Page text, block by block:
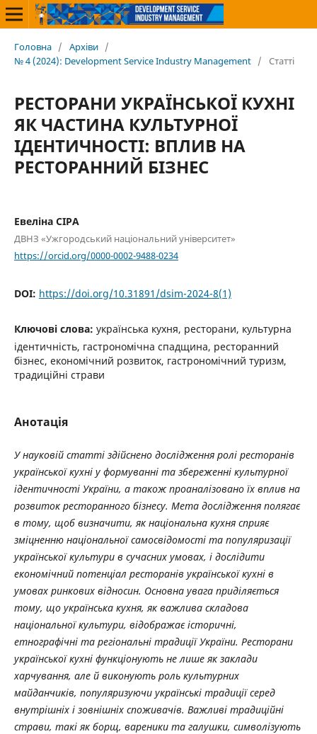
Головна / Архіви /
№ 4 (2024): Development Service Industry Management / Статті
РЕСТОРАНИ УКРАЇНСЬКОЇ КУХНІ
ЯК ЧАСТИНА КУЛЬТУРНОЇ
ІДЕНТИЧНОСТІ: ВПЛИВ НА
РЕСТОРАННИЙ БІЗНЕС
Евеліна СІРА
ДВНЗ «Ужгородський національний університет»
https://orcid.org/0000-0002-9488-0234
DOI: https://doi.org/10.31891/dsim-2024-8(1)
Ключові слова: українська кухня, ресторани, культурна
ідентичність, гастрономічна спадщина, ресторанний
бізнес, економічний розвиток, гастрономічний туризм,
традиційні страви
Анотація
У науковій статті здійснено дослідження ролі ресторанів
української кухні у формуванні та збереженні культурної
ідентичності України, а також проаналізовано їх вплив на
розвиток ресторанного бізнесу. Мета дослідження полягає
в тому, щоб визначити, як національна кухня сприяє
зміцненню національної самосвідомості та популяризації
української культури в сучасних умовах, і дослідити
економічний потенціал ресторанів української кухні в
умовах ринкових відносин. Основна увага приділяється
тому, що українська кухня, як важлива складова
національної культури, відображає історичні,
етнографічні та регіональні традиції України. Ресторани
української кухні функціонують не лише як заклади
харчування, але й виконують роль культурних
майданчиків, популяризуючи українські традиції серед
внутрішніх і зовнішніх споживачів. Важливі традиційні
страви, такі як борщ, вареники та галушки, символізують